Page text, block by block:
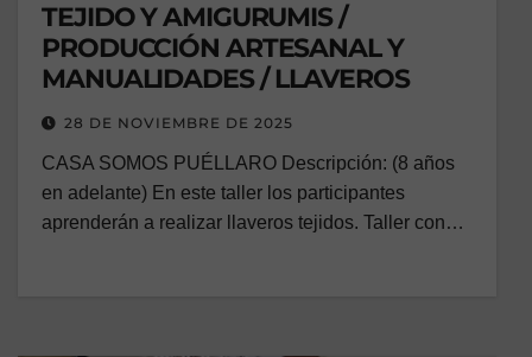
TEJIDO Y AMIGURUMIS /
PRODUCCIÓN ARTESANAL Y
MANUALIDADES / LLAVEROS
28 DE NOVIEMBRE DE 2025
CASA SOMOS PUÉLLARO Descripción: (8 años
en adelante) En este taller los participantes
aprenderán a realizar llaveros tejidos. Taller con…